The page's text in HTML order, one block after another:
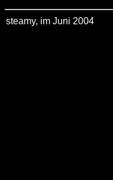
steamy, im Juni 2004